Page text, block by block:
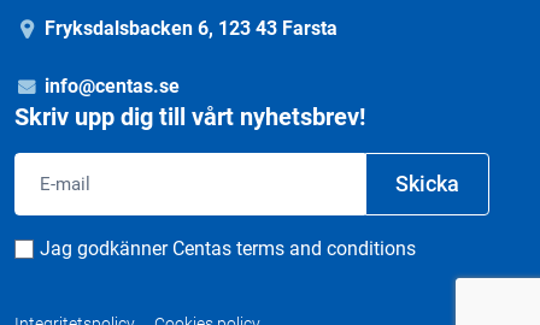
Fryksdalsbacken 6, 123 43 Farsta
info@centas.se
Skriv upp dig till vårt nyhetsbrev!
Skicka
Consent
Jag godkänner Centas terms and conditions